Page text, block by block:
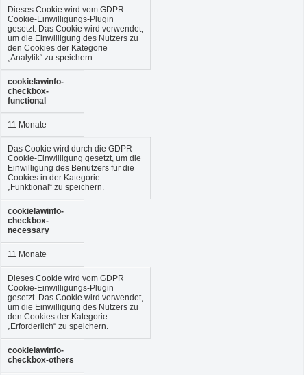
Dieses Cookie wird vom GDPR
Cookie-Einwilligungs-Plugin
gesetzt. Das Cookie wird verwendet,
um die Einwilligung des Nutzers zu
den Cookies der Kategorie
„Analytik“ zu speichern.
cookielawinfo-
checkbox-
functional
11 Monate
Das Cookie wird durch die GDPR-
Cookie-Einwilligung gesetzt, um die
Einwilligung des Benutzers für die
Cookies in der Kategorie
„Funktional“ zu speichern.
cookielawinfo-
checkbox-
necessary
11 Monate
Dieses Cookie wird vom GDPR
Cookie-Einwilligungs-Plugin
gesetzt. Das Cookie wird verwendet,
um die Einwilligung des Nutzers zu
den Cookies der Kategorie
„Erforderlich“ zu speichern.
cookielawinfo-
checkbox-others